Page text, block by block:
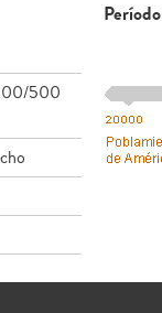
500
Período